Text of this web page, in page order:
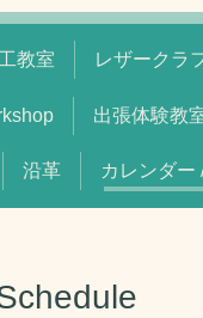
教室 レザークラ
出張体験教
沿革 カレンダー